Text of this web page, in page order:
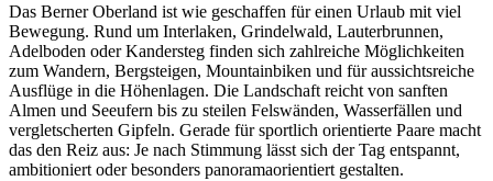
Das Berner Oberland ist wie geschaffen für einen Urlaub mit viel
Bewegung. Rund um Interlaken, Grindelwald, Lauterbrunnen,
Adelboden oder Kandersteg finden sich zahlreiche Möglichkeiten
zum Wandern, Bergsteigen, Mountainbiken und für aussichtsreiche
Ausflüge in die Höhenlagen. Die Landschaft reicht von sanften
Almen und Seeufern bis zu steilen Felswänden, Wasserfällen und
vergletscherten Gipfeln. Gerade für sportlich orientierte Paare macht
das den Reiz aus: Je nach Stimmung lässt sich der Tag entspannt,
ambitioniert oder besonders panoramaorientiert gestalten.